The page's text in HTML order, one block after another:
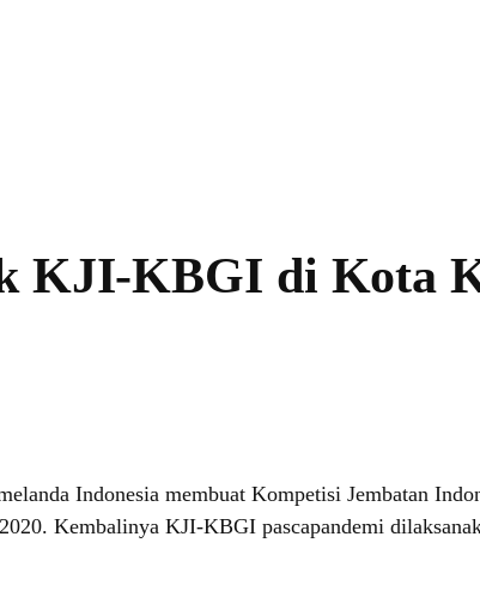
KJI-KBGI di Kota
Indonesia membuat Kompetisi Jembatan
Kembalinya KJI-KBGI pascapandemi